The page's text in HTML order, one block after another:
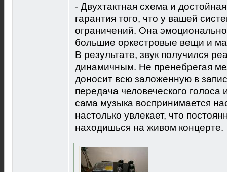
- Двухтактная схема и
гарантия того, что у вашей
ограничений. Она
большие оркестровые вещи и
В результате, звук получился
динамичным. Не пренебрегая
доносит всю заложенную в
передача человеческого
сама музыка воспринимается
настолько увлекает, что
находишься на живом концерте.